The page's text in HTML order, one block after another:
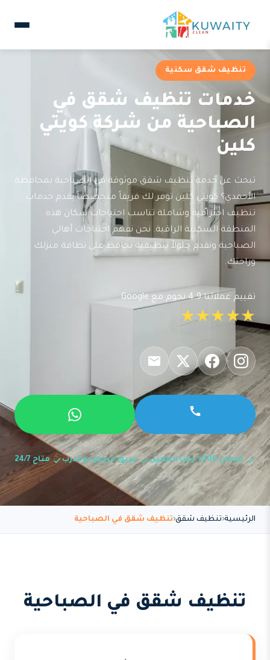
تنظيف شقق سكنية
خدمات تنظيف شقق في
الصباحية من شركة كويتي
كلين
تبحث عن خدمة تنظيف شقق موثوقة في الصباحية بمحافظة
الأحمدي؟ كويتي كلين توفر لك فريقاً متخصصاً يقدم خدمات
تنظيف احترافية وشاملة تناسب احتياجات سكان هذه
المنطقة السكنية الراقية. نحن نفهم احتياجات أهالي
الصباحية ونقدم حلولاً تنظيفية تحافظ على نظافة منزلك
وراحتك.
تقييم عملائنا 4.9 نجوم مع Google
★★★★★
ضمان 100% رضا العميل فريق مرخص ومدرب متاح 24/7
الرئيسية تنظيف شقق تنظيف شقق في الصباحية
تنظيف شقق في الصباحية